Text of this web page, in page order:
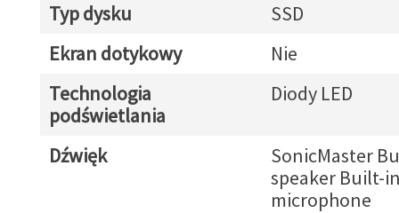
Typ dysku
SSD
Ekran dotykowy
Nie
Technologia
podświetlania
Diody LED
Dźwięk
SonicMaster
speaker Built-
microphone